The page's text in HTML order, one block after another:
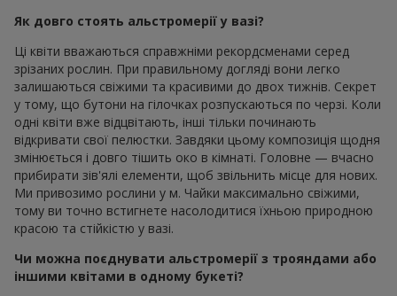
Як довго стоять альстромерії у вазі?
Ці квіти вважаються справжніми рекордсменами серед
зрізаних рослин. При правильному догляді вони легко
залишаються свіжими та красивими до двох тижнів. Секрет
у тому, що бутони на гілочках розпускаються по черзі. Коли
одні квіти вже відцвітають, інші тільки починають
відкривати свої пелюстки. Завдяки цьому композиція щодня
змінюється і довго тішить око в кімнаті. Головне — вчасно
прибирати зів'ялі елементи, щоб звільнить місце для нових.
Ми привозимо рослини у м. Чайки максимально свіжими,
тому ви точно встигнете насолодитися їхньою природною
красою та стійкістю у вазі.
Чи можна поєднувати альстромерії з трояндами або
іншими квітами в одному букеті?